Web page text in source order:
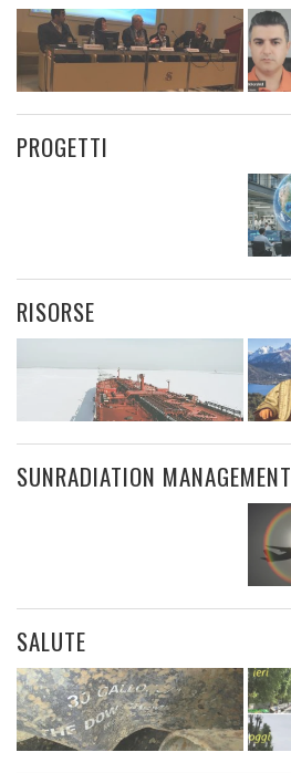
PROGETTI
RISORSE
SUNRADIATION MANAGEMENT
SALUTE